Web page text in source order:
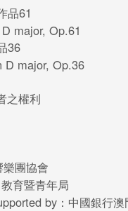
品61
major, Op.61
36
D major, Op.36
之權利
團協會
育暨青年局
by：中國銀行